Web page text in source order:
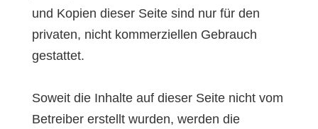
und Kopien dieser Seite sind nur für den
privaten, nicht kommerziellen Gebrauch
gestattet.
Soweit die Inhalte auf dieser Seite nicht vom
Betreiber erstellt wurden, werden die